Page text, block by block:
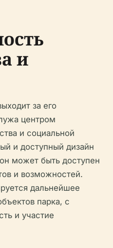
и
за его
центром
и социальной
и доступный дизайн
может быть доступен
и возможностей.
дальнейшее
парка, с
и участие